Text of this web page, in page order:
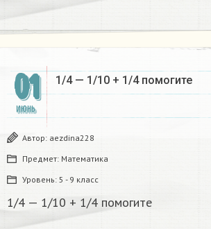
01
ИЮНЬ
1/4 — 1/10 + 1/4 помогите ​
Автор: aezdina228
Предмет: Математика
Уровень: 5 - 9 класс
1/4 — 1/10 + 1/4 помогите ​